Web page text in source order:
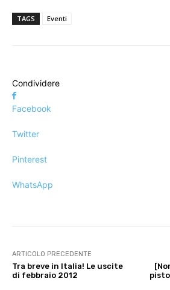
TAGS Eventi
Condividere
Facebook
Twitter
Pinterest
WhatsApp
ARTICOLO PRECEDENTE
Tra breve in Italia! Le uscite
di febbraio 2012